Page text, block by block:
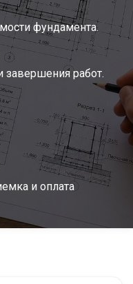
фундамента.
завершения работ.
и оплата